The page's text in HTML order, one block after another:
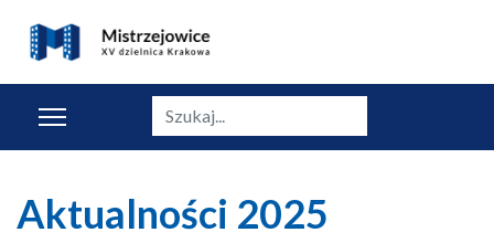
Szukaj
Aktualności 2025